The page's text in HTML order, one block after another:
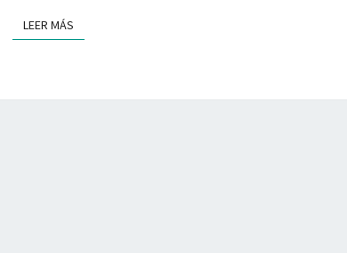
LEER MÁS